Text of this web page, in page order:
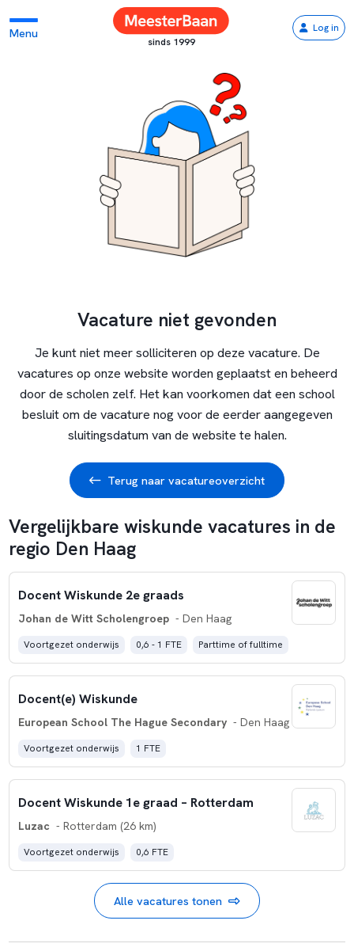
Menu
sinds 1999
Log in
Vacature niet gevonden
Je kunt niet meer solliciteren op deze vacature. De
vacatures op onze website worden geplaatst en beheerd
door de scholen zelf. Het kan voorkomen dat een school
besluit om de vacature nog voor de eerder aangegeven
sluitingsdatum van de website te halen.
Terug naar vacatureoverzicht
Vergelijkbare wiskunde vacatures in de
regio Den Haag
Docent Wiskunde 2e graads
Johan de Witt Scholengroep - Den Haag
Voortgezet onderwijs 0,6 - 1 FTE Parttime of fulltime
Docent(e) Wiskunde
European School The Hague Secondary - Den Haag
Voortgezet onderwijs 1 FTE
Docent Wiskunde 1e graad – Rotterdam
Luzac - Rotterdam (26 km)
Voortgezet onderwijs 0,6 FTE
Alle vacatures tonen